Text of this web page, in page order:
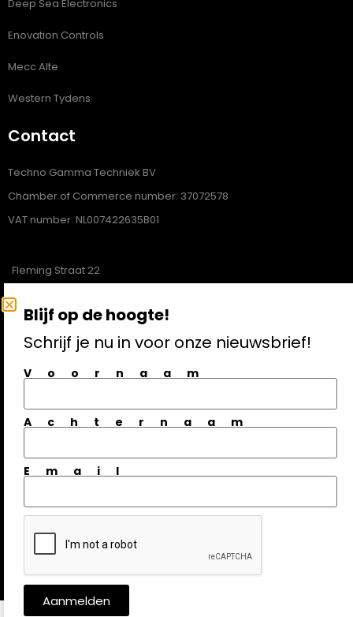
Deep Sea Electronics
Enovation Controls
Mecc Alte
Western Tydens
Contact
Techno Gamma Techniek BV
Chamber of Commerce number: 37072578
VAT number: NL007422635B01
Fleming Straat 22
1704SL Heerhugowaard
072-5121620
Aanmelden nieuwsbrief
© Techno Gamma | 2026
Blijf op de hoogte!
Schrijf je nu in voor onze nieuwsbrief!
Voornaam
Achternaam
Email
Aanmelden